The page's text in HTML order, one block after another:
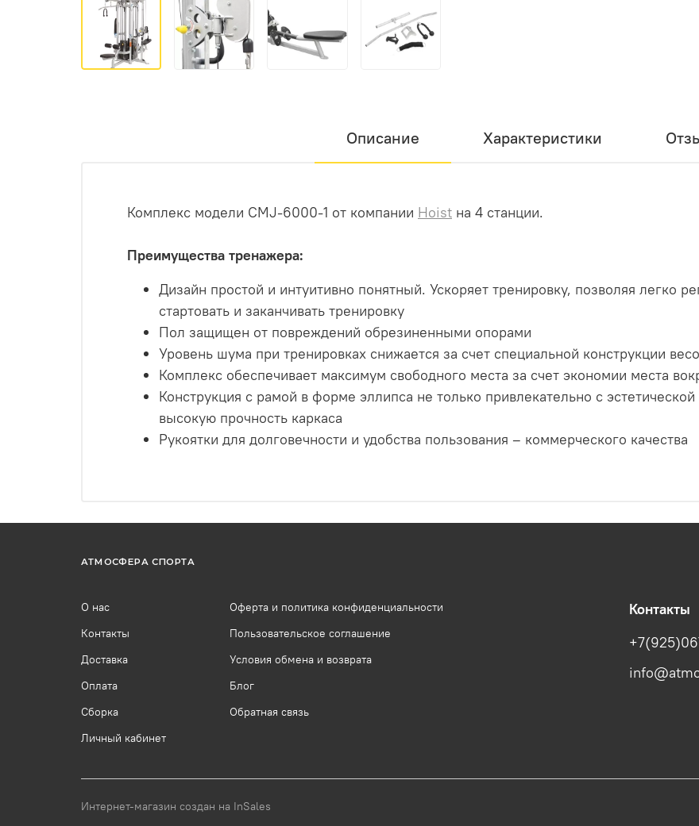
Описание Характеристики
Комплекс модели CMJ-6000-1 от компании Hoist на 4 станции.
Преимущества тренажера:
Дизайн простой и интуитивно понятный. Ускоряет тренировку, позволяя легко
стартовать и заканчивать тренировку
Пол защищен от повреждений обрезиненными опорами
Уровень шума при тренировках снижается за счет специальной конструкции
Комплекс обеспечивает максимум свободного места за счет экономии места
Конструкция с рамой в форме эллипса не только привлекательно с
высокую прочность каркаса
Рукоятки для долговечности и удобства пользования – коммерческого качества
АТМОСФЕРА СПОРТА
О нас
Контакты
Доставка
Оплата
Сборка
Личный кабинет
Оферта и политика конфиденциальности
Пользовательское соглашение
Условия обмена и возврата
Блог
Обратная связь
Контакты
Интернет-магазин создан на InSales